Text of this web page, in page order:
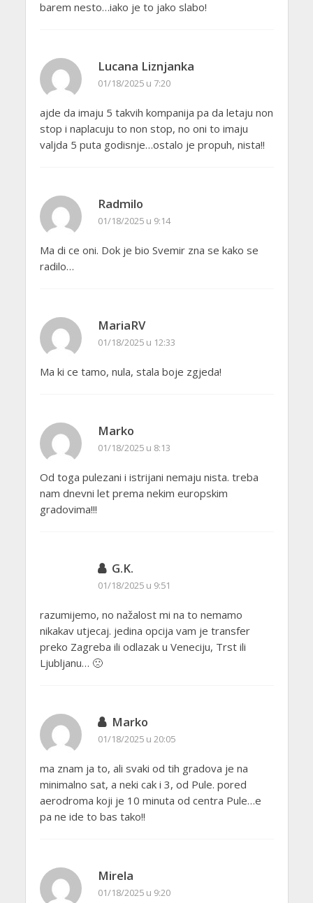
barem nesto…iako je to jako slabo!
Lucana Liznjanka
01/18/2025 u 7:20
ajde da imaju 5 takvih kompanija pa da letaju non
stop i naplacuju to non stop, no oni to imaju
valjda 5 puta godisnje…ostalo je propuh, nista!!
Radmilo
01/18/2025 u 9:14
Ma di ce oni. Dok je bio Svemir zna se kako se
radilo…
MariaRV
01/18/2025 u 12:33
Ma ki ce tamo, nula, stala boje zgjeda!
Marko
01/18/2025 u 8:13
Od toga pulezani i istrijani nemaju nista. treba
nam dnevni let prema nekim europskim
gradovima!!!
G.K.
01/18/2025 u 9:51
razumijemo, no nažalost mi na to nemamo
nikakav utjecaj. jedina opcija vam je transfer
preko Zagreba ili odlazak u Veneciju, Trst ili
Ljubljanu… 🙁
Marko
01/18/2025 u 20:05
ma znam ja to, ali svaki od tih gradova je na
minimalno sat, a neki cak i 3, od Pule. pored
aerodroma koji je 10 minuta od centra Pule…e
pa ne ide to bas tako!!
Mirela
01/18/2025 u 9:20